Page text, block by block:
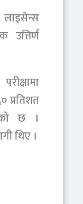
उत्तिर्ण
प्रतिशत
छ ।
थिए ।